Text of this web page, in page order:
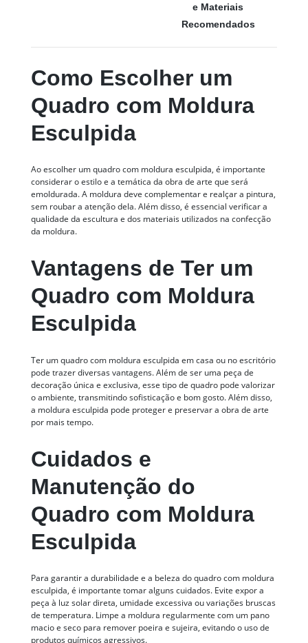
e Materiais
Recomendados
Como Escolher um
Quadro com Moldura
Esculpida
Ao escolher um quadro com moldura esculpida, é importante
considerar o estilo e a temática da obra de arte que será
emoldurada. A moldura deve complementar e realçar a pintura,
sem roubar a atenção dela. Além disso, é essencial verificar a
qualidade da escultura e dos materiais utilizados na confecção
da moldura.
Vantagens de Ter um
Quadro com Moldura
Esculpida
Ter um quadro com moldura esculpida em casa ou no escritório
pode trazer diversas vantagens. Além de ser uma peça de
decoração única e exclusiva, esse tipo de quadro pode valorizar
o ambiente, transmitindo sofisticação e bom gosto. Além disso,
a moldura esculpida pode proteger e preservar a obra de arte
por mais tempo.
Cuidados e
Manutenção do
Quadro com Moldura
Esculpida
Para garantir a durabilidade e a beleza do quadro com moldura
esculpida, é importante tomar alguns cuidados. Evite expor a
peça à luz solar direta, umidade excessiva ou variações bruscas
de temperatura. Limpe a moldura regularmente com um pano
macio e seco para remover poeira e sujeira, evitando o uso de
produtos químicos agressivos.